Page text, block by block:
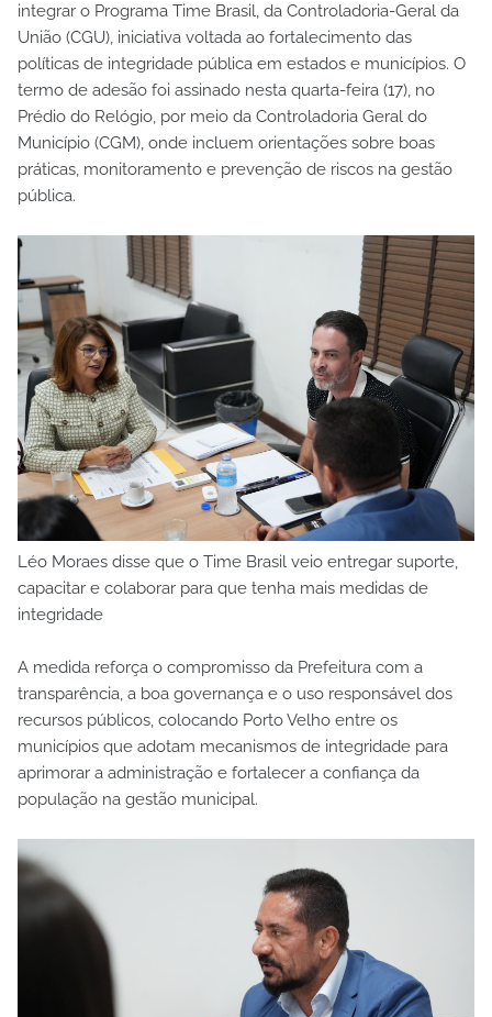
integrar o Programa Time Brasil, da Controladoria-Geral da
União (CGU), iniciativa voltada ao fortalecimento das
políticas de integridade pública em estados e municípios. O
termo de adesão foi assinado nesta quarta-feira (17), no
Prédio do Relógio, por meio da Controladoria Geral do
Município (CGM), onde incluem orientações sobre boas
práticas, monitoramento e prevenção de riscos na gestão
pública.
Léo Moraes disse que o Time Brasil veio entregar suporte,
capacitar e colaborar para que tenha mais medidas de
integridade
A medida reforça o compromisso da Prefeitura com a
transparência, a boa governança e o uso responsável dos
recursos públicos, colocando Porto Velho entre os
municípios que adotam mecanismos de integridade para
aprimorar a administração e fortalecer a confiança da
população na gestão municipal.